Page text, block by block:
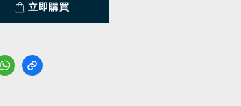
立即購買